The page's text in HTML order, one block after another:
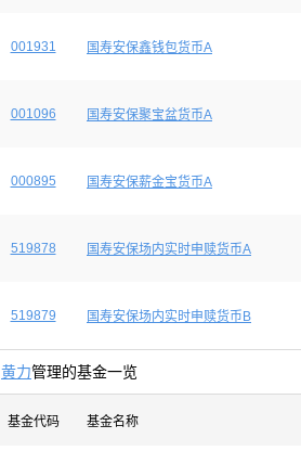
001931 国寿安保鑫钱包货币A
001096 国寿安保聚宝盆货币A
000895 国寿安保薪金宝货币A
519878 国寿安保场内实时申赎货币A
519879 国寿安保场内实时申赎货币B
黄力管理的基金一览
基金代码 基金名称